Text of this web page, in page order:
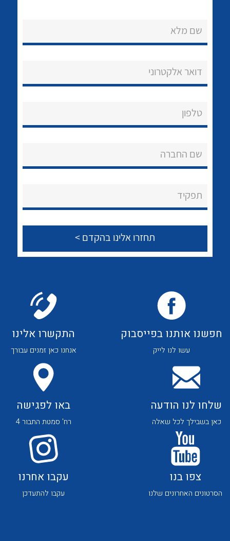
נקודות מכירה
About Ateka Ltd.
צור קשר
לכל מוצרי היצרן
לכל מוצרי היצרן לכל מוצרי היצרן
לכל מוצרי היצרן לכל מוצרי היצרן
לכל מוצרי היצרן לכל מוצרי היצרן
שם מלא
דואר אלקטרוני
טלפון
שם החברה
תפקיד
חפשנו אותנו בפייסבוק
עשו לנו לייק
התקשרו אלינו
אנחנו כאן זמנים עבורך
שלחו לנו הודעה
כאן בשבילך לכל שאלה
באו לפגישה
רח' סמטת התבור 4
צפו בנו
הסרטונים האחרונים שלנו
עקבו אחרנו
עקבו להתעדכן